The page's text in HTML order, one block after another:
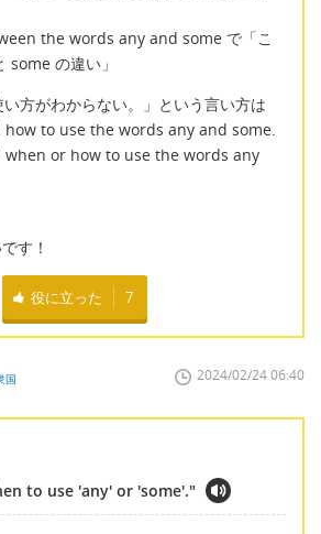
the words any and some で「こ
some の違い」
い方がわからない。」という言い方は
to use the words any and some.
or how to use the words any
す！
役に立った 7
国 2024/02/24 06:40
to use 'any' or 'some'."